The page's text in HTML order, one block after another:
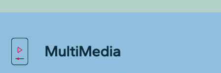
MultiMedia